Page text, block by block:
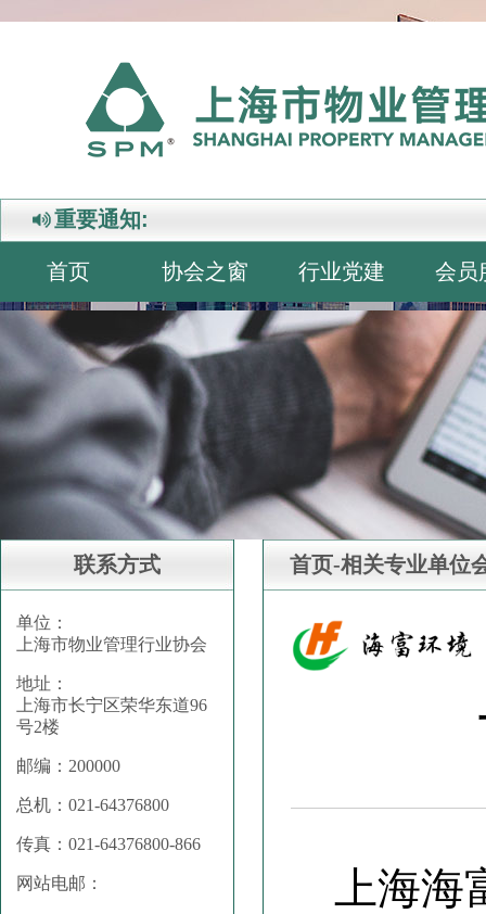
重要通知:
首页 协会之窗 行业党建 会员
联系方式
单位：
上海市物业管理行业协会
地址：
上海市长宁区荣华东道96
号2楼
邮编：200000
总机：021-64376800
传真：021-64376800-866
网站电邮：
首页-相关专业单位
上海海